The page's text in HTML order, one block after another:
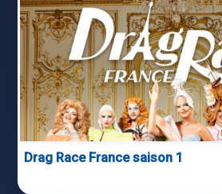
Drag Race France saison 1